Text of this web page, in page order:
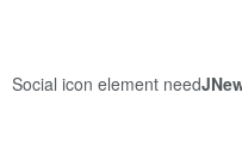
Social icon element need